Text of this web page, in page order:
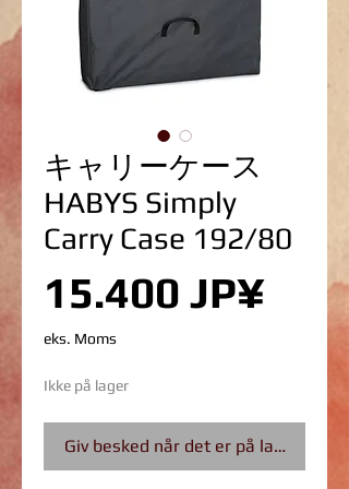
キャリーケース
HABYS Simply
Carry Case 192/80
15.400 JP¥Pris
eks. Moms
Ikke på lager
Giv besked når det er på lager